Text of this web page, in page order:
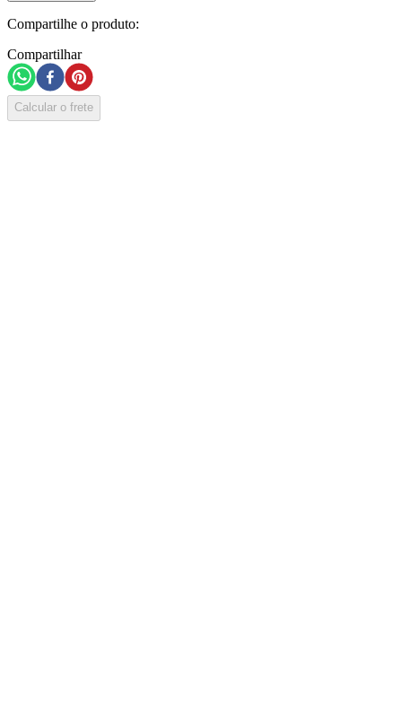
Compartilhe o produto:
Compartilhar
Calcular o frete